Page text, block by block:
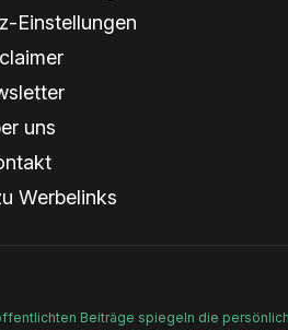
Einstellungen
uns
Werbelinks
Beiträge spiegeln die